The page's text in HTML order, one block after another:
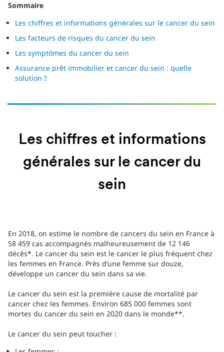
Sommaire
Les chiffres et informations générales sur le cancer du sein
Les facteurs de risques du cancer du sein
Les symptômes du cancer du sein
Assurance prêt immobilier et cancer du sein : quelle
solution ?
Les chiffres et informations
générales sur le cancer du
sein
En 2018, on estime le nombre de cancers du sein en France à
58 459 cas accompagnés malheureusement de 12 146
décès*. Le cancer du sein est le cancer le plus fréquent chez
les femmes en France. Près d’une femme sur douze,
développe un cancer du sein dans sa vie.
Le cancer du sein est la première cause de mortalité par
cancer chez les femmes. Environ 685 000 femmes sont
mortes du cancer du sein en 2020 dans le monde**.
Le cancer du sein peut toucher :